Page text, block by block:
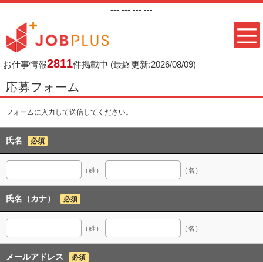
--- --- --- ---
お仕事情報2811件掲載中 (最終更新:2026/08/09)
応募フォーム
フォームに入力して送信してください。
氏名 必須
（姓） （名）
氏名（カナ） 必須
（姓） （名）
メールアドレス 必須